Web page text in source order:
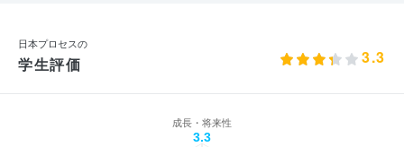
日本プロセスの
学生評価 3.3
成長・将来性
3.3